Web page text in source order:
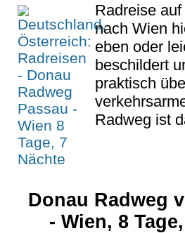
Radreise
nach Wien
eben oder
beschildert
praktisch
Radweg ist
Donau Radweg
- Wien, 8